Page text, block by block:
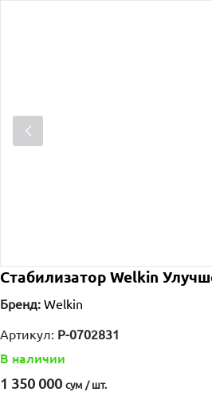
Стабилизатор Welkin
Бренд: Welkin
Артикул: P-0702831
В наличии
1 350 000 сум / шт.